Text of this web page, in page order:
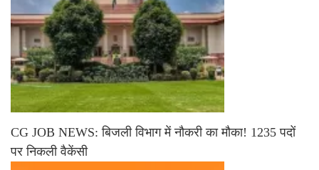
CG JOB NEWS: बिजली विभाग में नौकरी का मौका! 1235 पदों
पर निकली वैकेंसी